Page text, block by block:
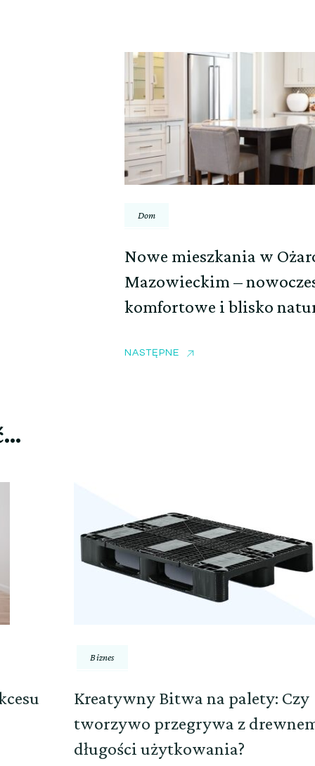
Dom
Nowe mieszkania w
Mazowieckim –
komfortowe i blisko
NASTĘPNE
Biznes
Kreatywny Bitwa na palety: Czy
tworzywo przegrywa z
długości użytkowania?